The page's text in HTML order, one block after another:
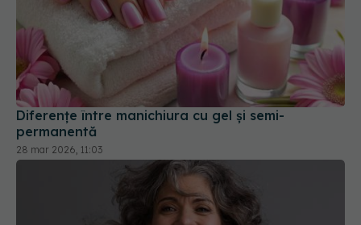
Diferențe între manichiura cu gel și semi-
permanentă
28 mar 2026, 11:03